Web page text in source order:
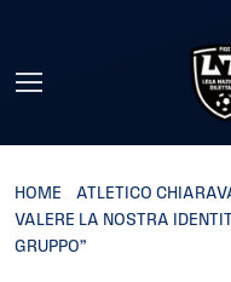
HOME
ATLETICO
VALERE LA NOSTRA
GRUPPO”